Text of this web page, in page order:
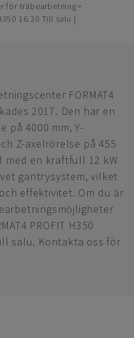
för träbearbetning
16.30 Till salu |
FORMAT4
2017. Den har en
på 4000 mm, Y-
Z-axelrörelse på 455
med en kraftfull 12 kW
gantrysystem, vilket
effektivitet. Om du är
PROFIT H350
salu. Kontakta oss för